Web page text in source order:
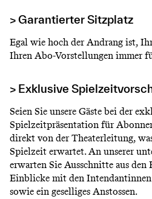
> Garantierter Sitzplatz
Egal wie hoch der Andrang ist,
Ihren Abo-Vorstellungen immer
> Exklusive
Seien Sie unsere Gäste bei der
Spielzeitpräsentation für
direkt von der Theaterleitung,
Spielzeit erwartet. An unserer
erwarten Sie Ausschnitte aus
Einblicke mit den
sowie ein geselliges Anstossen.